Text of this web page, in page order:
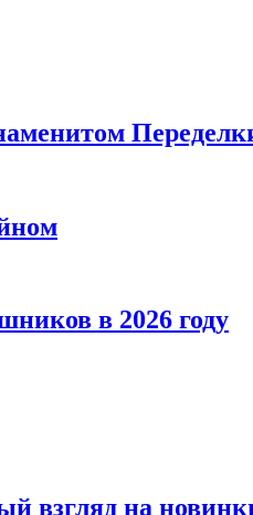
в 2026 году
взгляд на